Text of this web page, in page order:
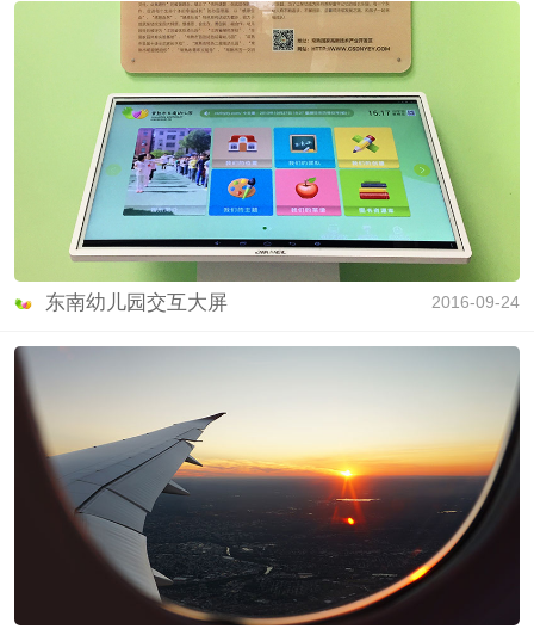
东南幼儿园交互大屏 2016-09-24